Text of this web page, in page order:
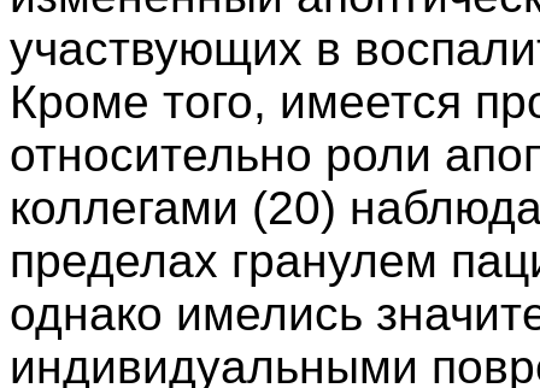
участвующих в
Кроме того, имеется
относительно роли
коллегами (20)
пределах гранулем
однако имелись
индивидуальными